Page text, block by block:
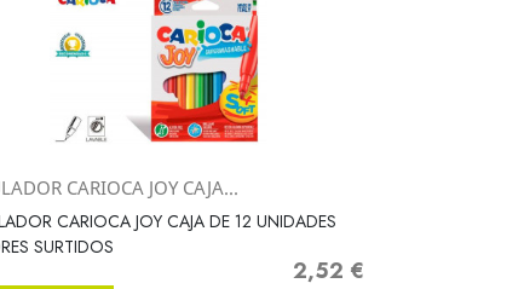
 Vista rápida
CARIOCA JOY CAJA...
CARIOCA JOY CAJA DE 12 UNIDADES
SURTIDOS
Precio
2,52 €